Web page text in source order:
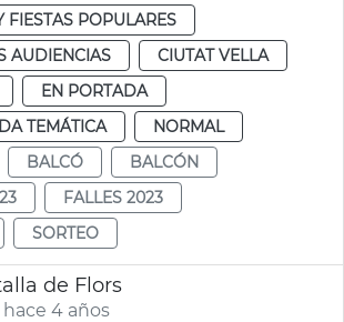
FIESTAS POPULARES
AUDIENCIAS
CIUTAT VELLA
EN PORTADA
TEMÁTICA
NORMAL
BALCÓ
BALCÓN
FALLES 2023
SORTEO
de Flors
4 años